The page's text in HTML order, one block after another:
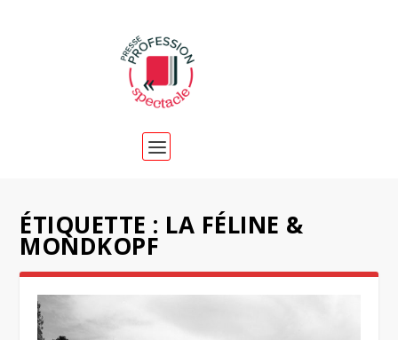
ÉTIQUETTE : LA FÉLINE &
MONDKOPF